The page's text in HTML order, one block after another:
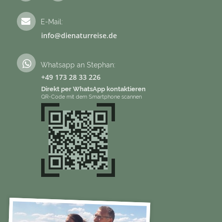
E-Mail:
info@dienaturreise.de
Whatsapp an Stephan:
+49 173 28 33 226
Direkt per WhatsApp kontaktieren
QR-Code mit dem Smartphone scannen